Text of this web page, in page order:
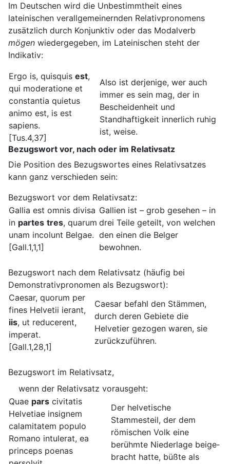
Im Deutschen wird die Unbestimmtheit eines
lateinischen verallgemeinernden Relativpronomens
zusätzlich durch Konjunktiv oder das Modalverb
mögen wiedergegeben, im Lateinischen steht der
Indikativ:
Ergo is, quisquis est,
qui moderatione et
constantia quietus
animo est, is est
sapiens.
[Tus.4,37]
Also ist derjenige, wer auch
immer es sein mag, der in
Bescheidenheit und
Standhaftigkeit innerlich ruhig
ist, weise.
Bezugswort vor, nach oder im Relativsatz
Die Position des Bezugswortes eines Relativsatzes
kann ganz verschieden sein:
Bezugswort vor dem Relativsatz:
Gallia est omnis divisa
in partes tres, quarum
unam incolunt Belgae.
[Gall.1,1,1]
Gallien ist – grob gesehen – in
drei Teile geteilt, von welchen
den einen die Belger
bewohnen.
Bezugswort nach dem Relativsatz (häufig bei
Demonstrativpronomen als Bezugswort):
Caesar, quorum per
fines Helvetii ierant,
iis, ut reducerent,
imperat.
[Gall.1,28,1]
Caesar befahl den Stämmen,
durch deren Gebiete die
Helvetier gezogen waren, sie
zurückzuführen.
Bezugswort im Relativsatz,
wenn der Relativsatz vorausgeht:
Quae pars civitatis
Helvetiae insignem
calamitatem populo
Romano intulerat, ea
princeps poenas
Der helvetische
Stammesteil, der dem
römischen Volk eine
berühmte Niederlage beige­
bracht hatte, büßte als